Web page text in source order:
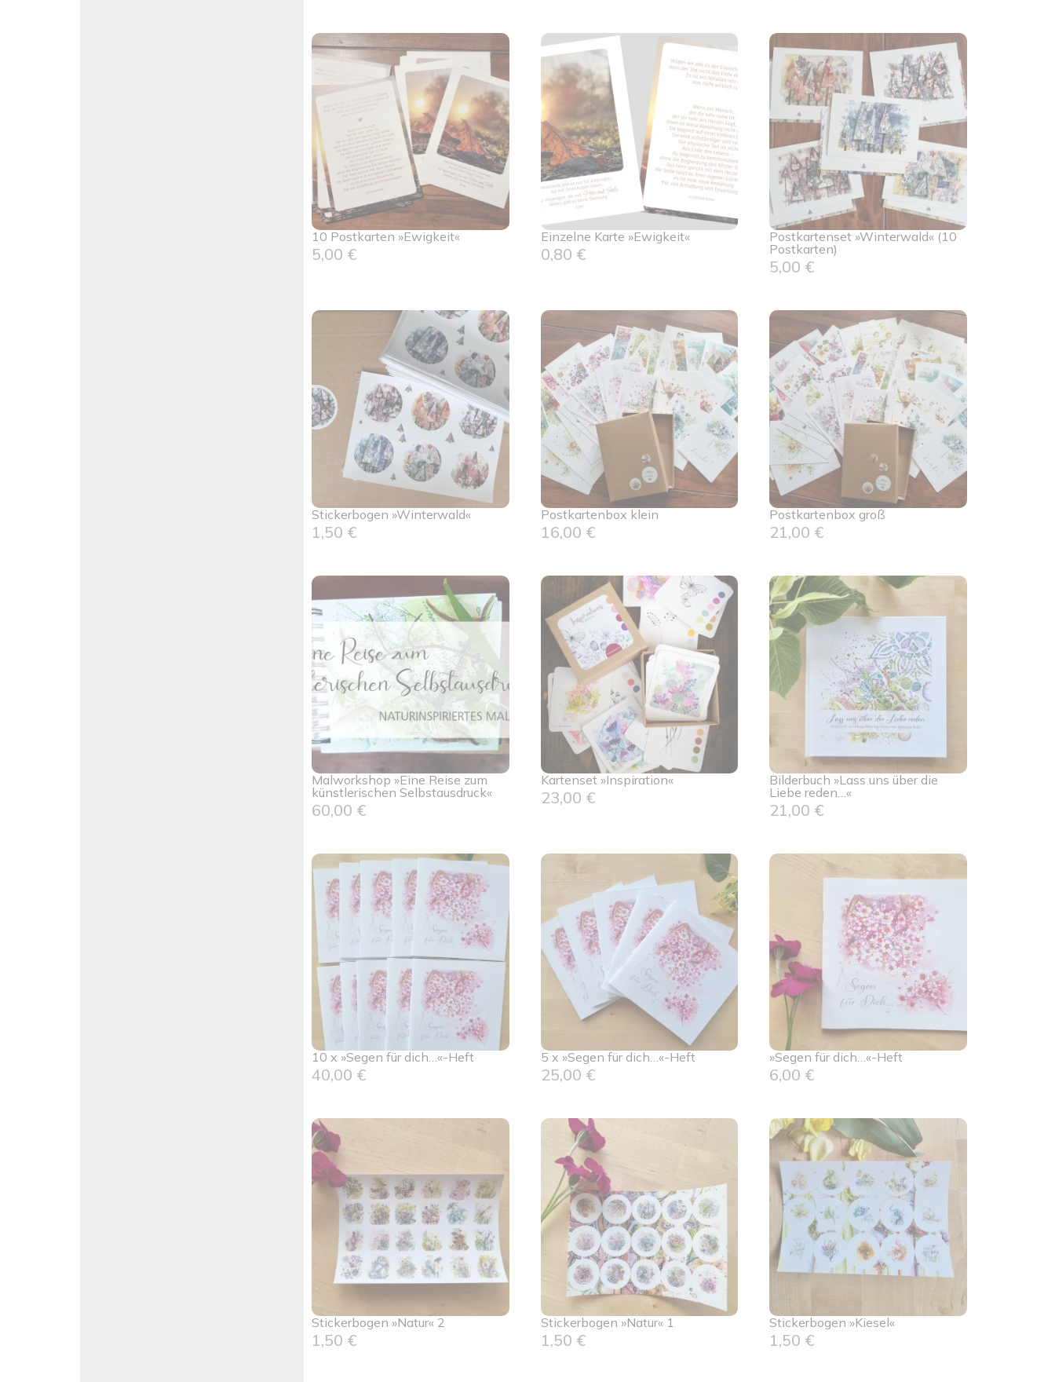
10 Postkarten »Ewigkeit«
5,00 €
Einzelne Karte »Ewigkeit«
0,80 €
Postkartenset »Winterwald« (10
Postkarten)
5,00 €
Stickerbogen »Winterwald«
1,50 €
Postkartenbox klein
16,00 €
Postkartenbox groß
21,00 €
Malworkshop »Eine Reise zum
künstlerischen Selbstausdruck«
60,00 €
Kartenset »Inspiration«
23,00 €
Bilderbuch »Lass uns über die
Liebe reden…«
21,00 €
10 x »Segen für dich…«-Heft
40,00 €
5 x »Segen für dich…«-Heft
25,00 €
»Segen für dich…«-Heft
6,00 €
Stickerbogen »Natur« 2
1,50 €
Stickerbogen »Natur« 1
1,50 €
Stickerbogen »Kiesel«
1,50 €